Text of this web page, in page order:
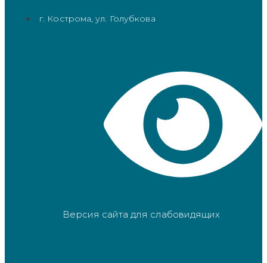
г. Кострома, ул. Голубкова
Версия сайта для слабовидящих